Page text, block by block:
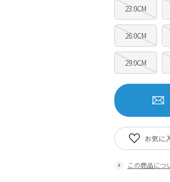
23.0CM
26.0CM
29.0CM
この商品につ
お気に